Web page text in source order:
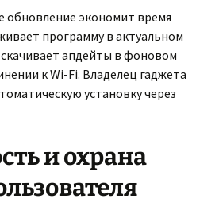
обновление экономит время
программу в актуальном
скачивает апдейты в фоновом
к Wi-Fi. Владелец гаджета
установку через
и охрана